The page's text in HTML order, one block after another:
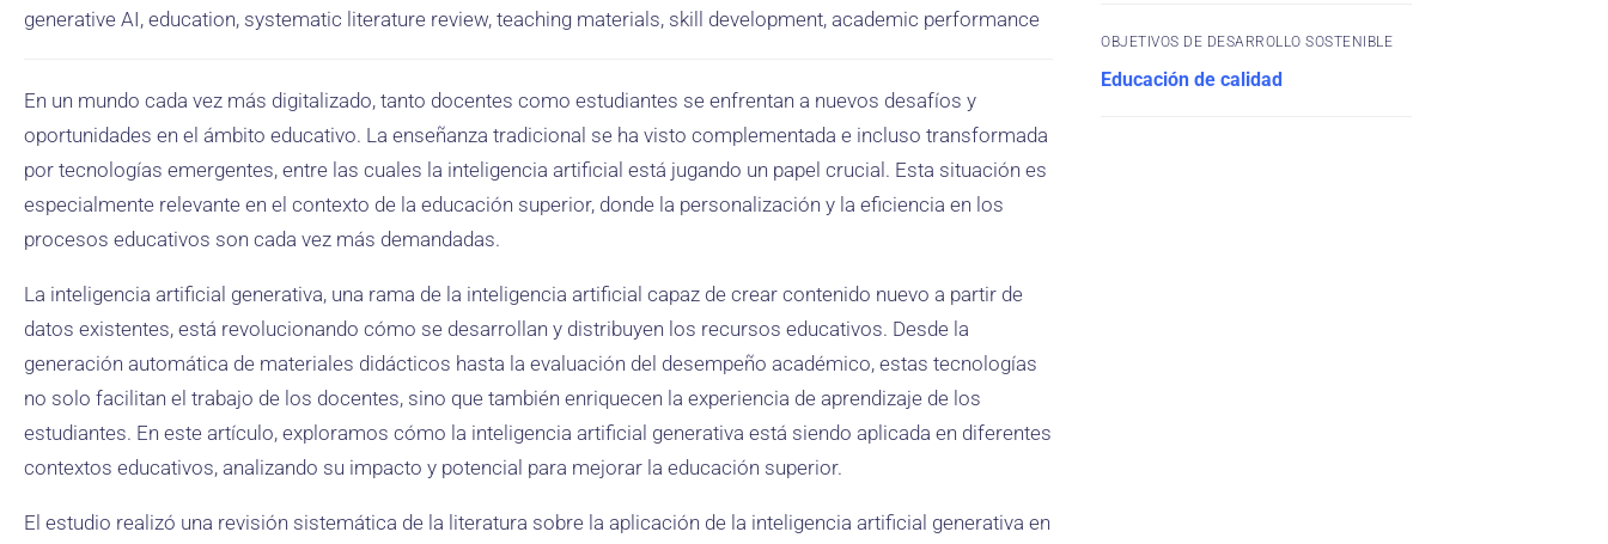
generative AI, education, systematic literature review, teaching materials, skill development, academic performance
En un mundo cada vez más digitalizado, tanto docentes como estudiantes se enfrentan a nuevos desafíos y
oportunidades en el ámbito educativo. La enseñanza tradicional se ha visto complementada e incluso transformada
por tecnologías emergentes, entre las cuales la inteligencia artificial está jugando un papel crucial. Esta situación es
especialmente relevante en el contexto de la educación superior, donde la personalización y la eficiencia en los
procesos educativos son cada vez más demandadas.
La inteligencia artificial generativa, una rama de la inteligencia artificial capaz de crear contenido nuevo a partir de
datos existentes, está revolucionando cómo se desarrollan y distribuyen los recursos educativos. Desde la
generación automática de materiales didácticos hasta la evaluación del desempeño académico, estas tecnologías
no solo facilitan el trabajo de los docentes, sino que también enriquecen la experiencia de aprendizaje de los
estudiantes. En este artículo, exploramos cómo la inteligencia artificial generativa está siendo aplicada en diferentes
contextos educativos, analizando su impacto y potencial para mejorar la educación superior.
El estudio realizó una revisión sistemática de la literatura sobre la aplicación de la inteligencia artificial generativa en
OBJETIVOS DE DESARROLLO SOSTENIBLE
Educación de calidad